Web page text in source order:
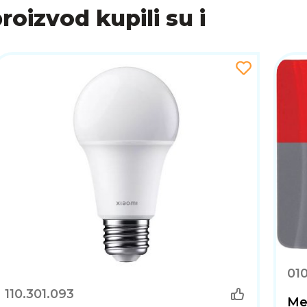
čini postavljanje uređaja i upravljanje pametnim
čvorište koje ti omogućuje potpunu kontrolu nad
i intuitivno upravljanje putem aplikacije.
i praktično rješenje za pametnu kuću.
kupili su i
110.301.093